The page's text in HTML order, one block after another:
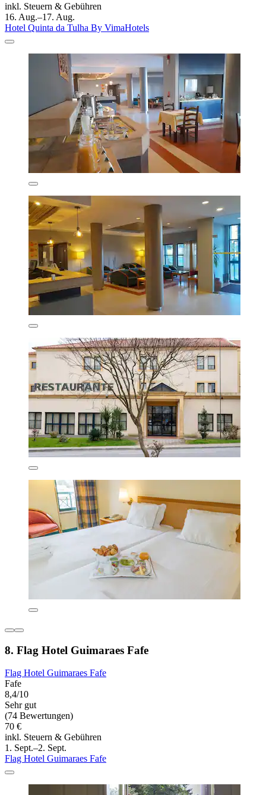
inkl. Steuern & Gebühren
16. Aug.–17. Aug.
Hotel Quinta da Tulha By VimaHotels
8. Flag Hotel Guimaraes Fafe
Flag Hotel Guimaraes Fafe
Fafe
8,4/10
Sehr gut
(74 Bewertungen)
70 €
inkl. Steuern & Gebühren
1. Sept.–2. Sept.
Flag Hotel Guimaraes Fafe